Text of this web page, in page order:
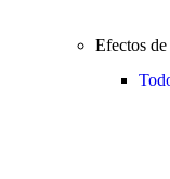
Efectos